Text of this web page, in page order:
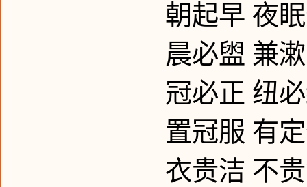
朝起早 夜
晨必盥 兼
冠必正 纽
置冠服 有
衣贵洁 不